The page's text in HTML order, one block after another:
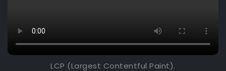
LCP (Largest Contentful Paint).